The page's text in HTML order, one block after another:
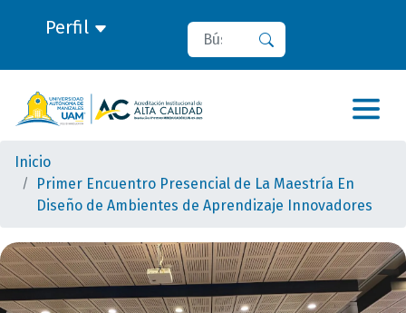
Perfil Buscar
Inicio
Primer Encuentro Presencial de La Maestría En
Diseño de Ambientes de Aprendizaje Innovadores